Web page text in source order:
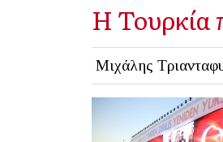
Η Τουρκία
Μιχάλης